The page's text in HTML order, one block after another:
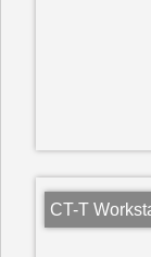
CT-T